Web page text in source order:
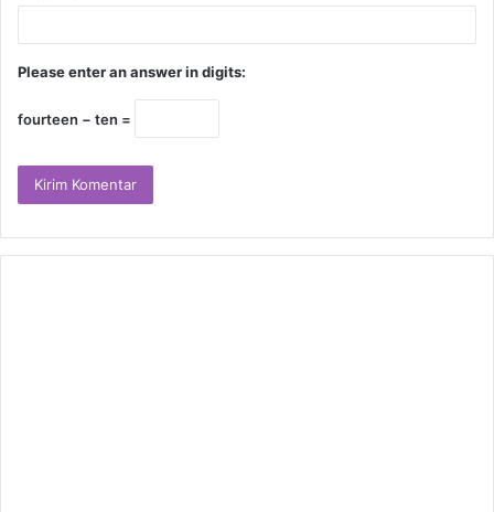
Please enter an answer in digits:
fourteen − ten =